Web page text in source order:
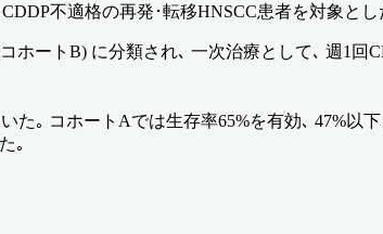
不適格の再発･転移HNSCC患者を対象とし
ホートB) に分類され､ 一次治療として､ 週1
た｡ コホートAでは生存率65%を有効､ 47%
｡